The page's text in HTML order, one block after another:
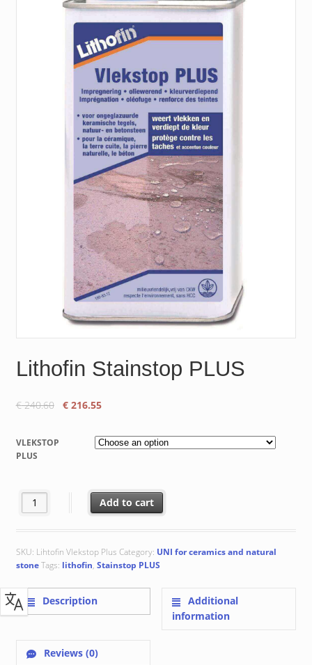
Lithofin Stainstop PLUS
€240.60
Original
€ 240.60.
€ 216.55Current
is:
€ 216.55.
VLEKSTOP
PLUS
Lithofin Stainstop PLUS quantity
Add to cart
SKU: Lihtofin Vlekstop Plus Category: UNI for ceramics and natural
stoneTags: lithofin, Stainstop PLUS
Description
Additional
information
Reviews (0)